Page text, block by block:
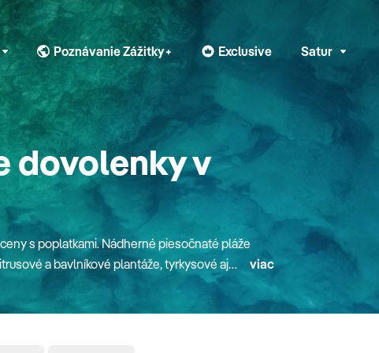
Poznávanie Zážitky+ Exclusive Satur
dovolenky v
s poplatkami. Nádherné piesočnaté pláže
a bavlníkové plantáže, tyrkysové aj
pobreží, kde sa spája žiarivá
jeho žiarivú kultúru, slávne jedlo a bohatú
viac